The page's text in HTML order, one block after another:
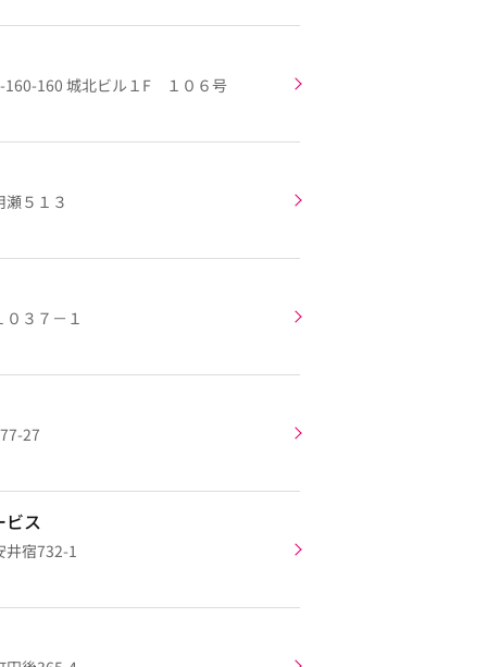
160-160 城北ビル１F １０６号
５１３
３７－１
27
ビス
井宿732-1